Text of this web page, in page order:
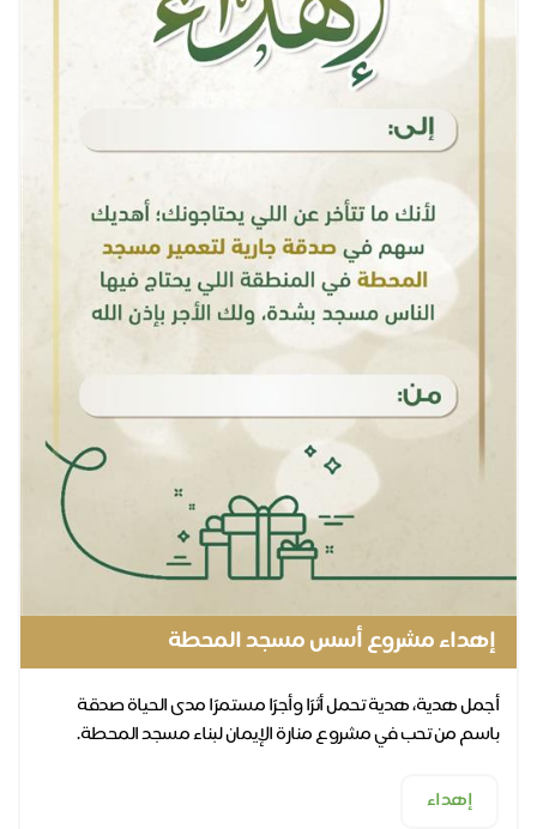
إهداء مشروع أسس مسجد المحطة
أجمل هدية، هدية تحمل أثرًا وأجرًا مستمرًا مدى الحياة صدقة
باسم من تحب في مشروع منارة الإيمان لبناء مسجد المحطة.
إهداء